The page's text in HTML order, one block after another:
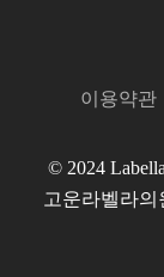
이용약관
© 2024
고운라벨라